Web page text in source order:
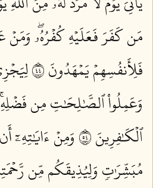
مَن كَفَرَ فَعَلَيۡهِ كُفۡرُهُۥۖ
فَلِأَنفُسِهِمۡ يَمۡهَدُونَ ٤٤
وَعَمِلُواْ ٱلصَّٰلِحَٰتِ مِن
ٱلۡكَٰفِرِينَ ٤٥
وَمِنۡ ءَايَٰتِهِۦٓ
مُبَشِّرَٰتٖ وَلِيُذِيقَكُم مِّن